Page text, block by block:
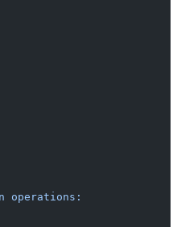
operations: